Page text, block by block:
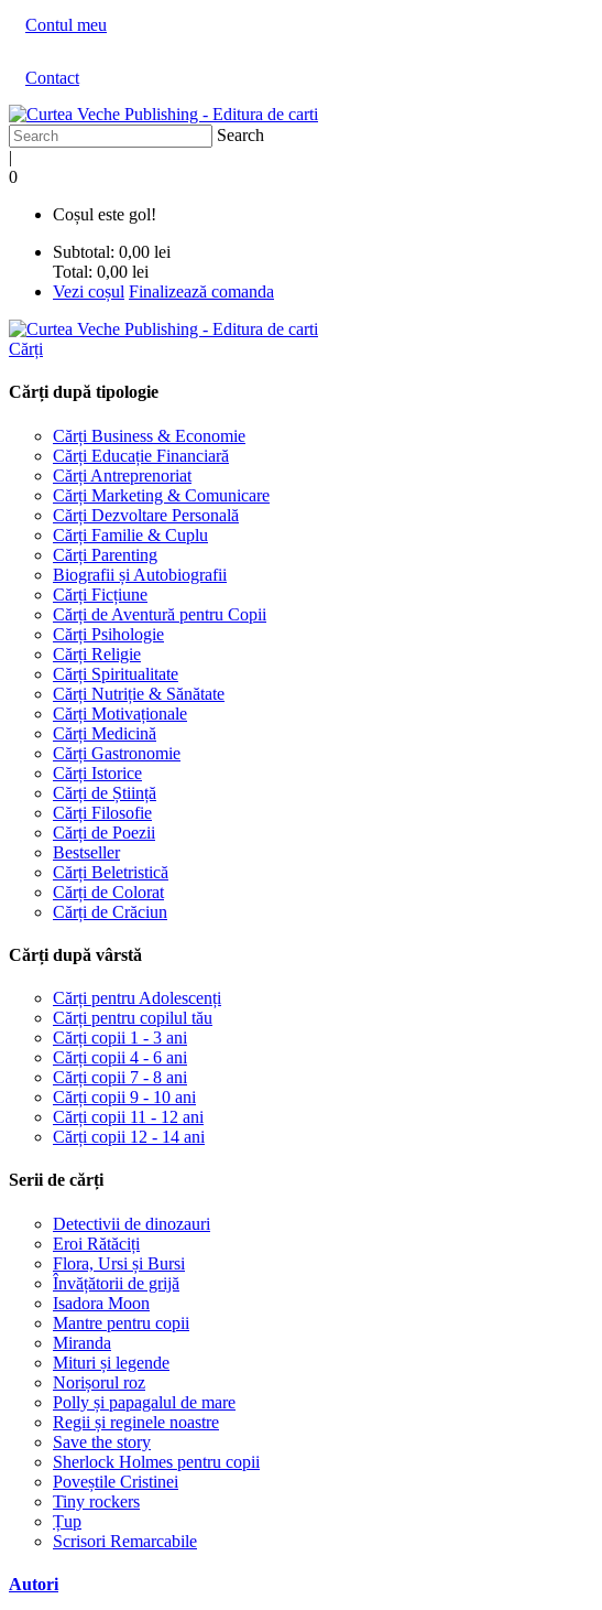
Contul meu
Contact
Search
|
0
Coșul este gol!
Subtotal: 0,00 lei
Total: 0,00 lei
Vezi coșul Finalizează comanda
Cărți
Cărți după tipologie
Cărți Business & Economie
Cărți Educație Financiară
Cărți Antreprenoriat
Cărți Marketing & Comunicare
Cărți Dezvoltare Personală
Cărți Familie & Cuplu
Cărți Parenting
Biografii și Autobiografii
Cărți Ficțiune
Cărți de Aventură pentru Copii
Cărți Psihologie
Cărți Religie
Cărți Spiritualitate
Cărți Nutriție & Sănătate
Cărți Motivaționale
Cărți Medicină
Cărți Gastronomie
Cărți Istorice
Cărți de Știință
Cărți Filosofie
Cărți de Poezii
Bestseller
Cărți Beletristică
Cărți de Colorat
Cărți de Crăciun
Cărți după vârstă
Cărți pentru Adolescenți
Cărți pentru copilul tău
Cărți copii 1 - 3 ani
Cărți copii 4 - 6 ani
Cărți copii 7 - 8 ani
Cărți copii 9 - 10 ani
Cărți copii 11 - 12 ani
Cărți copii 12 - 14 ani
Serii de cărți
Detectivii de dinozauri
Eroi Rătăciți
Flora, Ursi și Bursi
Învățătorii de grijă
Isadora Moon
Mantre pentru copii
Miranda
Mituri și legende
Norișorul roz
Polly și papagalul de mare
Regii și reginele noastre
Save the story
Sherlock Holmes pentru copii
Poveștile Cristinei
Tiny rockers
Țup
Scrisori Remarcabile
Autori